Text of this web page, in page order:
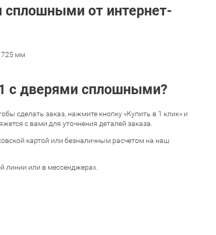
сплошными от интернет-
725 мм
с дверями сплошными?
сделать заказ, нажмите кнопку «Купить в 1 клик» и
с вами для уточнения деталей заказа.
картой или безналичным расчетом на наш
линии или в мессенджерах.